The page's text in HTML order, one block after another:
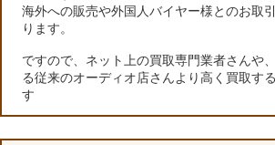
海外への販売や外国人バイヤー様とのお取
ります。
ですので、ネット上の買取専門業者さんや
る従来のオーディオ店さんより高く買取す
す